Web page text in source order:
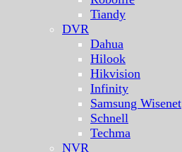
Tiandy
DVR
Dahua
Hilook
Hikvision
Infinity
Samsung Wisenet
Schnell
Techma
NVR